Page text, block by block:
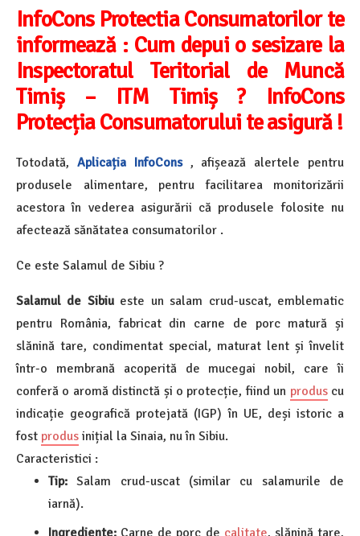
InfoCons Protectia Consumatorilor te
informează : Cum depui o sesizare la
Inspectoratul Teritorial de Muncă
Timiș – ITM Timiș ? InfoCons
Protecția Consumatorului te asigură !
Totodată, Aplicația InfoCons , afișează alertele pentru
produsele alimentare, pentru facilitarea monitorizării
acestora în vederea asigurării că produsele folosite nu
afectează sănătatea consumatorilor .
Ce este Salamul de Sibiu ?
Salamul de Sibiu este un salam crud-uscat, emblematic
pentru România, fabricat din carne de porc matură și
slănină tare, condimentat special, maturat lent și învelit
într-o membrană acoperită de mucegai nobil, care îi
conferă o aromă distinctă și o protecție, fiind un produscu
indicație geografică protejată (IGP) în UE, deși istoric a
fost produs inițial la Sinaia, nu în Sibiu.
Caracteristici :
Tip: Salam crud-uscat (similar cu salamurile de
iarnă).
Ingrediente: Carne de porc de calitate, slănină tare,